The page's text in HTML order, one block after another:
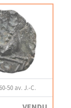
50 av. J.-C.